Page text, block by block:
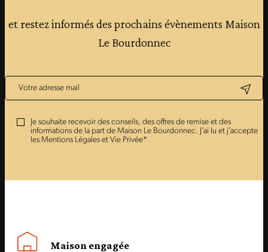
et restez informés des prochains évènements Maison
Le Bourdonnec
Je souhaite recevoir des conseils, des offres de remise et des
informations de la part de Maison Le Bourdonnec. J’ai lu et j’accepte
les Mentions Légales et Vie Privée*
Maison engagée